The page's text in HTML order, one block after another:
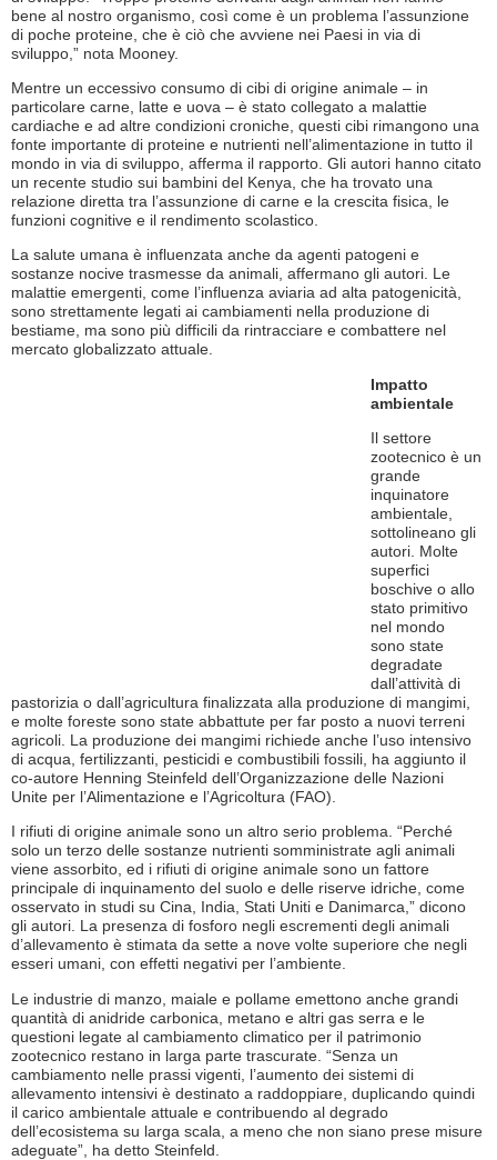
bene al nostro organismo, così come è un problema l’assunzione
di poche proteine, che è ciò che avviene nei Paesi in via di
sviluppo,” nota Mooney.
Mentre un eccessivo consumo di cibi di origine animale – in
particolare carne, latte e uova – è stato collegato a malattie
cardiache e ad altre condizioni croniche, questi cibi rimangono una
fonte importante di proteine e nutrienti nell’alimentazione in tutto il
mondo in via di sviluppo, afferma il rapporto. Gli autori hanno citato
un recente studio sui bambini del Kenya, che ha trovato una
relazione diretta tra l’assunzione di carne e la crescita fisica, le
funzioni cognitive e il rendimento scolastico.
La salute umana è influenzata anche da agenti patogeni e
sostanze nocive trasmesse da animali, affermano gli autori. Le
malattie emergenti, come l’influenza aviaria ad alta patogenicità,
sono strettamente legati ai cambiamenti nella produzione di
bestiame, ma sono più difficili da rintracciare e combattere nel
mercato globalizzato attuale.
Impatto
ambientale
Il settore
zootecnico è un
grande
inquinatore
ambientale,
sottolineano gli
autori. Molte
superfici
boschive o allo
stato primitivo
nel mondo
sono state
degradate
dall’attività di
pastorizia o dall’agricultura finalizzata alla produzione di mangimi,
e molte foreste sono state abbattute per far posto a nuovi terreni
agricoli. La produzione dei mangimi richiede anche l’uso intensivo
di acqua, fertilizzanti, pesticidi e combustibili fossili, ha aggiunto il
co-autore Henning Steinfeld dell’Organizzazione delle Nazioni
Unite per l’Alimentazione e l’Agricoltura (FAO).
I rifiuti di origine animale sono un altro serio problema. “Perché
solo un terzo delle sostanze nutrienti somministrate agli animali
viene assorbito, ed i rifiuti di origine animale sono un fattore
principale di inquinamento del suolo e delle riserve idriche, come
osservato in studi su Cina, India, Stati Uniti e Danimarca,” dicono
gli autori. La presenza di fosforo negli escrementi degli animali
d’allevamento è stimata da sette a nove volte superiore che negli
esseri umani, con effetti negativi per l’ambiente.
Le industrie di manzo, maiale e pollame emettono anche grandi
quantità di anidride carbonica, metano e altri gas serra e le
questioni legate al cambiamento climatico per il patrimonio
zootecnico restano in larga parte trascurate. “Senza un
cambiamento nelle prassi vigenti, l’aumento dei sistemi di
allevamento intensivi è destinato a raddoppiare, duplicando quindi
il carico ambientale attuale e contribuendo al degrado
dell’ecosistema su larga scala, a meno che non siano prese misure
adeguate”, ha detto Steinfeld.